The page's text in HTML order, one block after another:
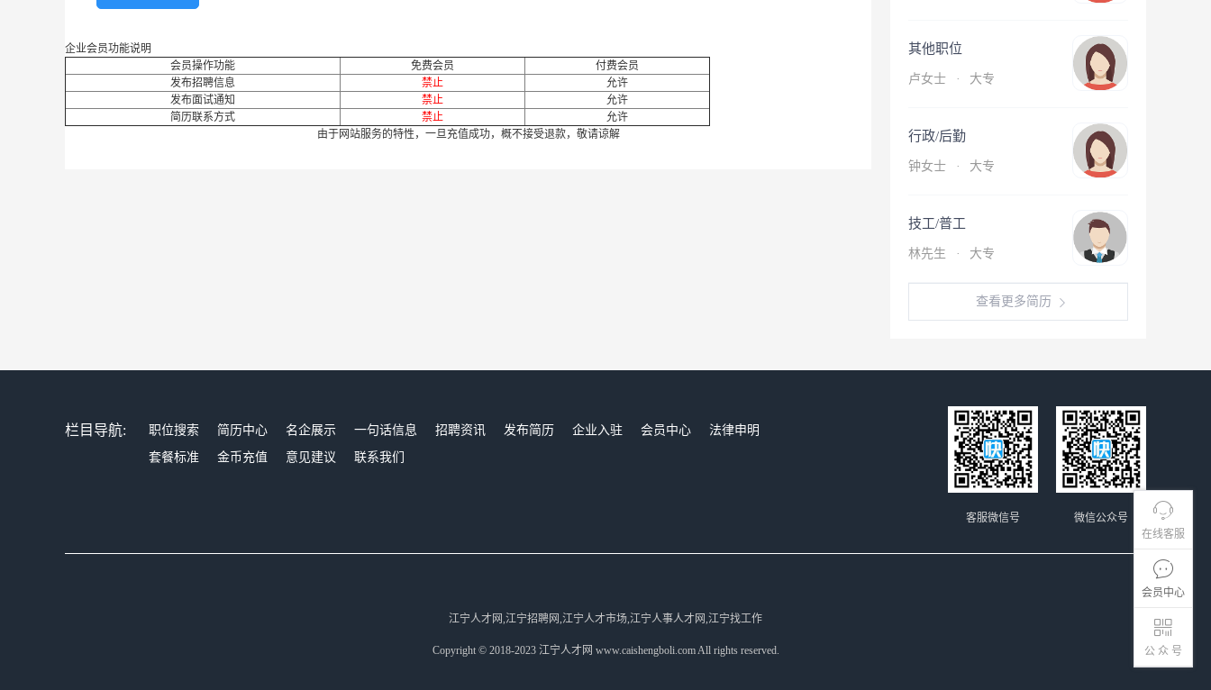
在线客服
会员中心
公 众 号
企业会员功能说明
会员操作功能
免费会员
付费会员
发布招聘信息
禁止
允许
发布面试通知
禁止
允许
简历联系方式
禁止
允许
由于网站服务的特性，一旦充值成功，概不接受退款，敬请谅解
其他职位
卢女士 · 大专
行政/后勤
钟女士 · 大专
技工/普工
林先生 · 大专
查看更多简历
栏目导航: 职位搜索 简历中心 名企展示 一句话信息 招聘资讯 发布简历 企业入驻 会员中心
法律申明
套餐标准
金币充值 意见建议 联系我们
微信公众号
客服微信号
江宁人才网,江宁招聘网,江宁人才市场,江宁人事人才网,江宁找工作
Copyright © 2018-2023 江宁人才网 www.caishengboli.com All rights reserved.